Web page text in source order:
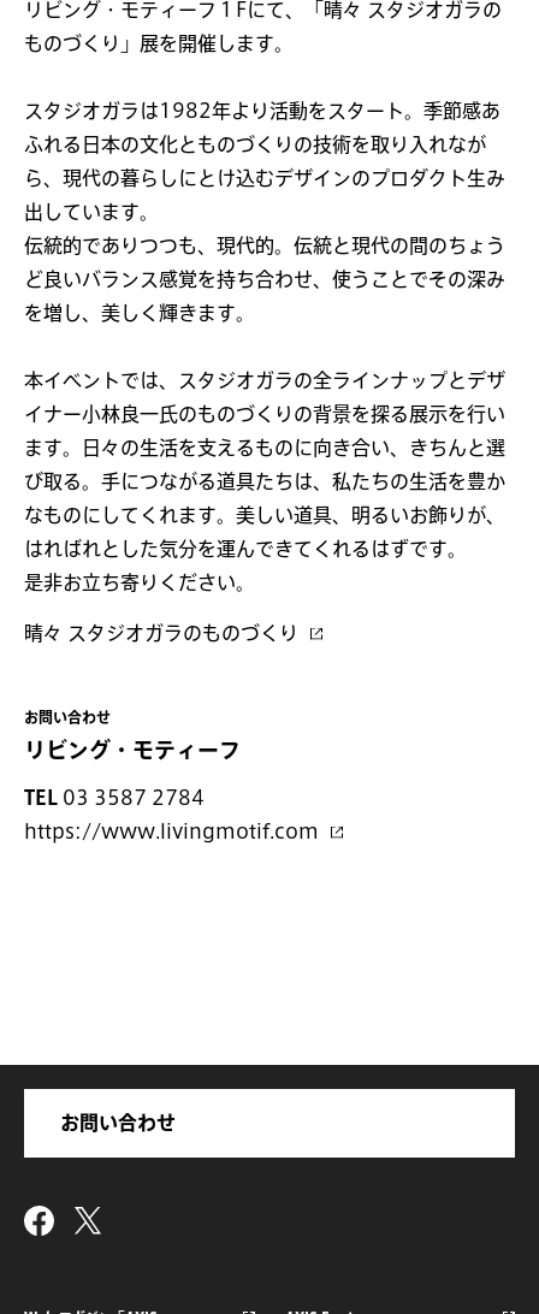
リビング・モティーフ１Fにて、「晴々 スタジオガラの
ものづくり」展を開催します。
スタジオガラは1982年より活動をスタート。季節感あ
ふれる日本の文化とものづくりの技術を取り入れなが
ら、現代の暮らしにとけ込むデザインのプロダクト生み
出しています。
伝統的でありつつも、現代的。伝統と現代の間のちょう
ど良いバランス感覚を持ち合わせ、使うことでその深み
を増し、美しく輝きます。
本イベントでは、スタジオガラの全ラインナップとデザ
イナー小林良一氏のものづくりの背景を探る展示を行い
ます。日々の生活を支えるものに向き合い、きちんと選
び取る。手につながる道具たちは、私たちの生活を豊か
なものにしてくれます。美しい道具、明るいお飾りが、
はればれとした気分を運んできてくれるはずです。
是非お立ち寄りください。
晴々 スタジオガラのものづくり
お問い合わせ
リビング・モティーフ
TEL 03 3587 2784
https://www.livingmotif.com
お問い合わせ